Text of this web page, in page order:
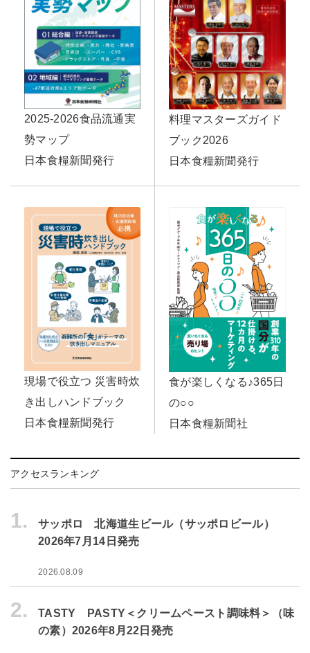
2025-2026食品流通実
勢マップ
日本食糧新聞発行
料理マスターズガイド
ブック2026
日本食糧新聞発行
現場で役立つ 災害時炊
き出しハンドブック
日本食糧新聞発行
食が楽しくなる♪365日
の○○
日本食糧新聞社
アクセスランキング
1.
サッポロ 北海道生ビール（サッポロビール）
2026年7月14日発売
2026.08.09
2.
TASTY PASTY＜クリームペースト調味料＞（味
の素）2026年8月22日発売